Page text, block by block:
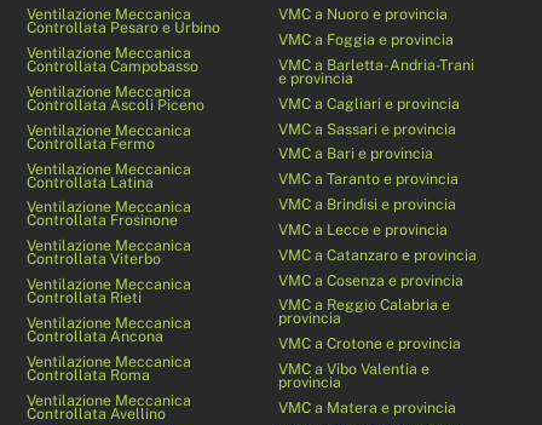
Ventilazione Meccanica
Controllata Pesaro e Urbino
Ventilazione Meccanica
Controllata Campobasso
Ventilazione Meccanica
Controllata Ascoli Piceno
Ventilazione Meccanica
Controllata Fermo
Ventilazione Meccanica
Controllata Latina
Ventilazione Meccanica
Controllata Frosinone
Ventilazione Meccanica
Controllata Viterbo
Ventilazione Meccanica
Controllata Rieti
Ventilazione Meccanica
Controllata Ancona
Ventilazione Meccanica
Controllata Roma
Ventilazione Meccanica
Controllata Avellino
VMC a Nuoro e provincia
VMC a Foggia e provincia
VMC a Barletta-Andria-Trani
e provincia
VMC a Cagliari e provincia
VMC a Sassari e provincia
VMC a Bari e provincia
VMC a Taranto e provincia
VMC a Brindisi e provincia
VMC a Lecce e provincia
VMC a Catanzaro e provincia
VMC a Cosenza e provincia
VMC a Reggio Calabria e
provincia
VMC a Crotone e provincia
VMC a Vibo Valentia e
provincia
VMC a Matera e provincia